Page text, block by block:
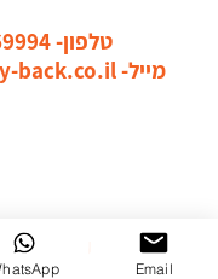
טלפון-
מייל-back.co.il
שלחו לנו
Email